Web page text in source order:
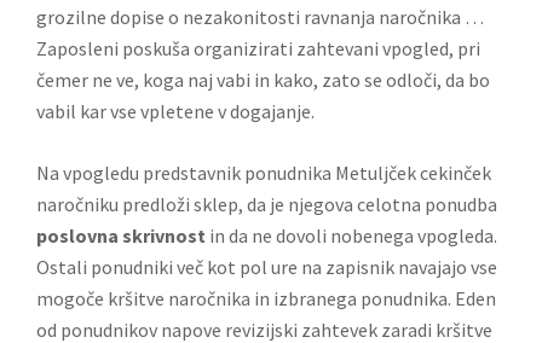
grozilne dopise o nezakonitosti ravnanja naročnika …
Zaposleni poskuša organizirati zahtevani vpogled, pri
čemer ne ve, koga naj vabi in kako, zato se odloči, da bo
vabil kar vse vpletene v dogajanje.
Na vpogledu predstavnik ponudnika Metuljček cekinček
naročniku predloži sklep, da je njegova celotna ponudba
poslovna skrivnost in da ne dovoli nobenega vpogleda.
Ostali ponudniki več kot pol ure na zapisnik navajajo vse
mogoče kršitve naročnika in izbranega ponudnika. Eden
od ponudnikov napove revizijski zahtevek zaradi kršitve